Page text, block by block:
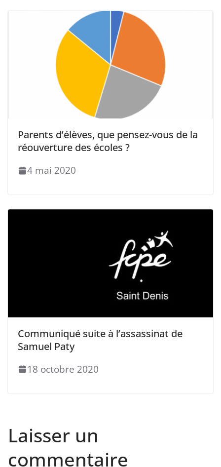
Parents d’élèves, que pensez-vous de la
réouverture des écoles ?
4 mai 2020
Communiqué suite à l’assassinat de
Samuel Paty
18 octobre 2020
Laisser un
commentaire